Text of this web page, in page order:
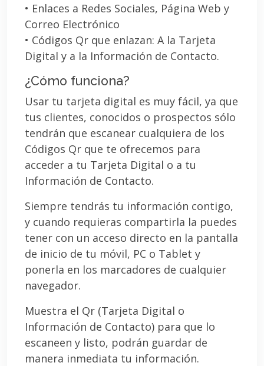
• Enlaces a Redes Sociales, Página Web y
Correo Electrónico
• Códigos Qr que enlazan: A la Tarjeta
Digital y a la Información de Contacto.
¿Cómo funciona?
Usar tu tarjeta digital es muy fácil, ya que
tus clientes, conocidos o prospectos sólo
tendrán que escanear cualquiera de los
Códigos Qr que te ofrecemos para
acceder a tu Tarjeta Digital o a tu
Información de Contacto.
Siempre tendrás tu información contigo,
y cuando requieras compartirla la puedes
tener con un acceso directo en la pantalla
de inicio de tu móvil, PC o Tablet y
ponerla en los marcadores de cualquier
navegador.
Muestra el Qr (Tarjeta Digital o
Información de Contacto) para que lo
escaneen y listo, podrán guardar de
manera inmediata tu información.